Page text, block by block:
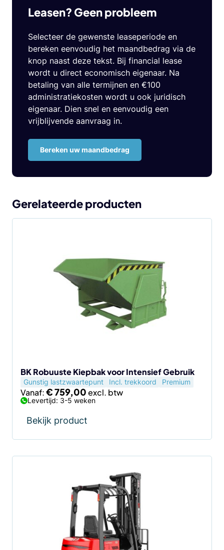
Leasen? Geen probleem
Selecteer de gewenste leaseperiode en
bereken eenvoudig het maandbedrag via de
knop naast deze tekst. Bij financial lease
wordt u direct economisch eigenaar. Na
betaling van alle termijnen en €100
administratiekosten wordt u ook juridisch
eigenaar. Dien snel en eenvoudig een
vrijblijvende aanvraag in.
Bereken uw maandbedrag
Gerelateerde producten
BK Robuuste Kiepbak voor Intensief Gebruik
Gunstig lastzwaartepunt Incl. trekkoord Premium
Vanaf:€759,00
Levertijd: 3-5 weken
Bekijk product
meerdere
de
productpagina